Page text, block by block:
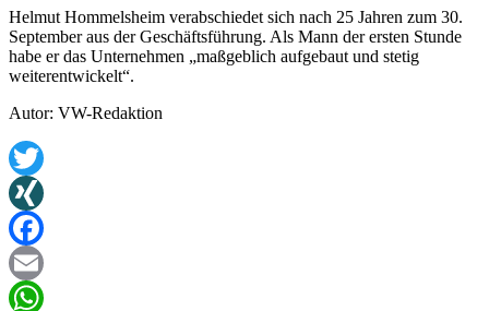
Helmut Hommelsheim verabschiedet sich nach 25 Jahren zum 30.
September aus der Geschäftsführung. Als Mann der ersten Stunde
habe er das Unternehmen „maßgeblich aufgebaut und stetig
weiterentwickelt“.
Autor: VW-Redaktion
Twitter
XING
Facebook
Email